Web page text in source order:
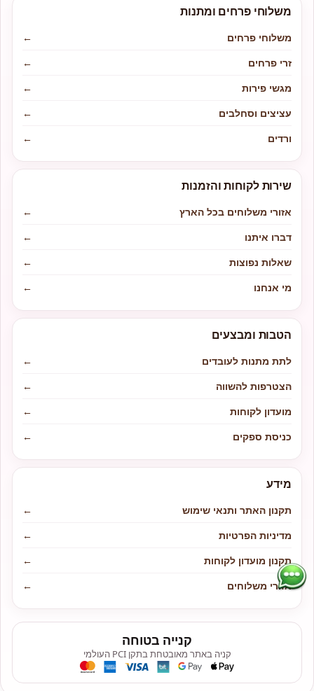
משלוחי פרחים ומתנות
משלוחי פרחים
←
זרי פרחים
←
מגשי פירות
←
עציצים וסחלבים
←
ורדים
←
שירות לקוחות והזמנות
אזורי משלוחים בכל הארץ
←
דברו איתנו
←
שאלות נפוצות
←
מי אנחנו
←
הטבות ומבצעים
לתת מתנות לעובדים
←
הצטרפות להשווה
←
מועדון לקוחות
←
כניסת ספקים
←
מידע
תקנון האתר ותנאי שימוש
←
מדיניות הפרטיות
←
תקנון מועדון לקוחות
←
אזורי משלוחים
←
קנייה בטוחה
קניה באתר מאובטחת בתקן PCI העולמי